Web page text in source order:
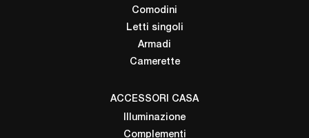
Comodini
Letti singoli
Armadi
Camerette
ACCESSORI CASA
Illuminazione
Complementi